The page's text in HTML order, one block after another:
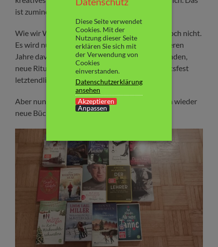
ist zumindest der Plan. Ich hoffe, es gelingt mir.
Wie wir Weihnachten verbringen, wissen wir noch nicht.
Es wird nun ab diesem Jahr anders, als alle anderen
Jahre davor. Wir müssen einen neuen Ablauf finden,
neue Rituale. Mal sehen, wie wir das Weihnachtsfest
letztendlich gestalten werden.
Aber nunr zum Thema Bücher: Es sind natürlich wieder
neue Bücher bei mir eingezogen:
Diese Seite verwendet
Cookies. Mit der
Nutzung dieser Seite
erklären Sie sich mit
der Verwendung von
Cookies
einverstanden.
Datenschutzerklärung
ansehen
Akzeptieren
Anpassen